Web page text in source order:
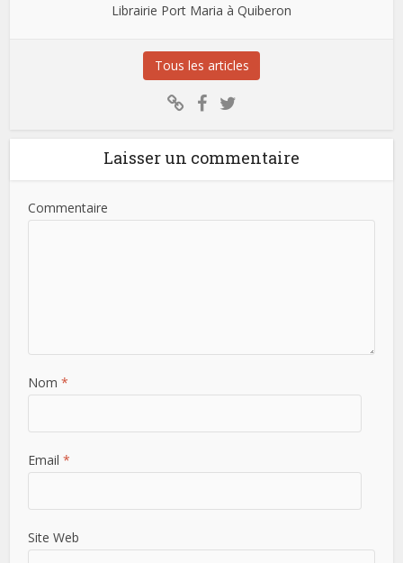
Librairie Port Maria à Quiberon
Tous les articles
Laisser un commentaire
Commentaire
Nom *
Email *
Site Web